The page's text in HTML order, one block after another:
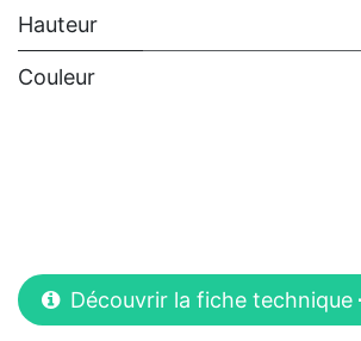
Hauteur
Couleur
Découvrir la fiche technique